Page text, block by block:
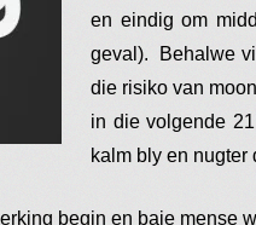
en eindig om
geval). Behalwe
die risiko van
in die volgende
kalm bly en nugter
begin en baie mense